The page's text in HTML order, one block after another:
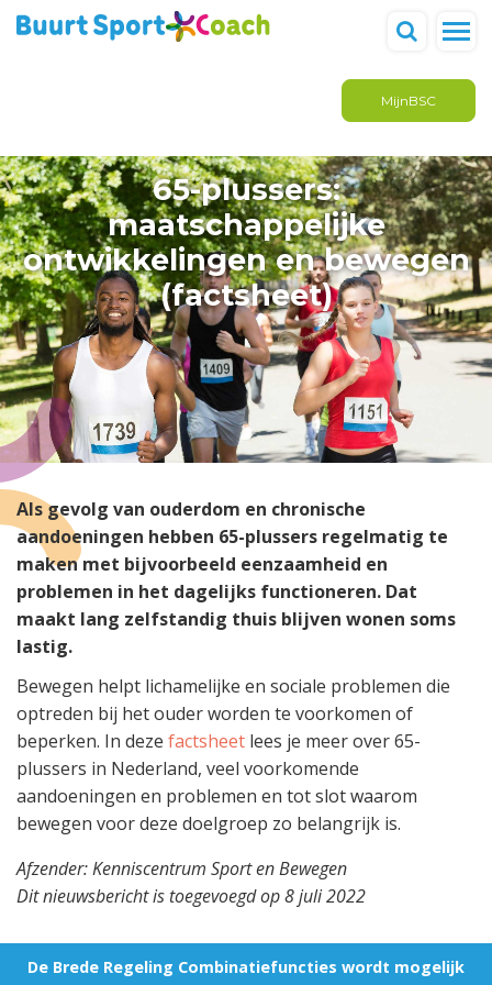
MijnBSC
65-plussers:
maatschappelijke
ontwikkelingen en bewegen
(factsheet)
Als gevolg van ouderdom en chronische
aandoeningen hebben 65-plussers regelmatig te
maken met bijvoorbeeld eenzaamheid en
problemen in het dagelijks functioneren. Dat
maakt lang zelfstandig thuis blijven wonen soms
lastig.
Bewegen helpt lichamelijke en sociale problemen die
optreden bij het ouder worden te voorkomen of
beperken. In deze factsheet lees je meer over 65-
plussers in Nederland, veel voorkomende
aandoeningen en problemen en tot slot waarom
bewegen voor deze doelgroep zo belangrijk is.
Afzender: Kenniscentrum Sport en Bewegen
Dit nieuwsbericht is toegevoegd op 8 juli 2022
De Brede Regeling Combinatiefuncties wordt mogelijk